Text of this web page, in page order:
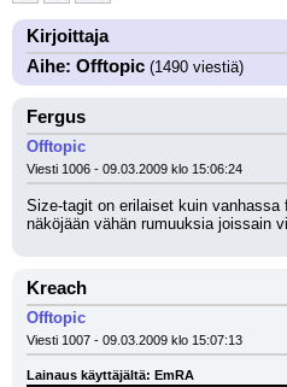
Kirjoittaja
Aihe: Offtopic (1490 viestiä)
Fergus
Offtopic
Viesti 1006 - 09.03.2009 klo 15:06:24
Size-tagit on erilaiset kuin vanhassa
näköjään vähän rumuuksia joissain
Kreach
Offtopic
Viesti 1007 - 09.03.2009 klo 15:07:13
Lainaus käyttäjältä: EmRA